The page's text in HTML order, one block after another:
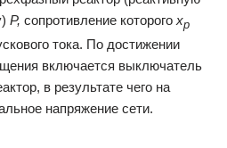
Р, сопротивление которого хр
тока. По достижении
включается выключатель
в результате чего на
напряжение сети.